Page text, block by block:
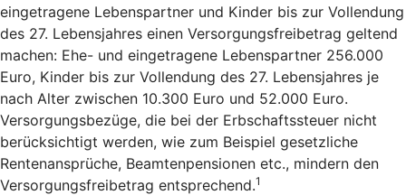
eingetragene Lebenspartner und Kinder bis zur Vollendung
des 27. Lebensjahres einen Versorgungsfreibetrag geltend
machen: Ehe- und eingetragene Lebenspartner 256.000
Euro, Kinder bis zur Vollendung des 27. Lebensjahres je
nach Alter zwischen 10.300 Euro und 52.000 Euro.
Versorgungsbezüge, die bei der Erbschaftssteuer nicht
berücksichtigt werden, wie zum Beispiel gesetzliche
Rentenansprüche, Beamtenpensionen etc., mindern den
Versorgungsfreibetrag entsprechend.1